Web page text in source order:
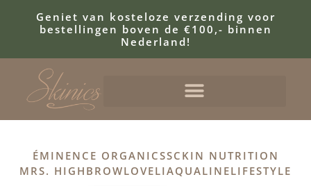
Geniet van kosteloze verzending voor
bestellingen boven de €100,- binnen
Nederland!
ÉMINENCE ORGANICSSCKIN NUTRITION
MRS. HIGHBROWLOVELIAQUALINELIFESTYLE